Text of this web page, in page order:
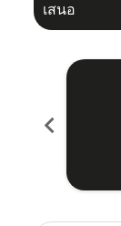
เสนอ
chevron_left